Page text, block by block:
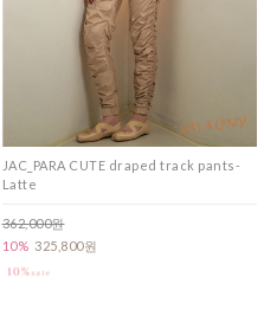
JAC_PARA CUTE draped track pants-
Latte
362,000원
10% 325,800원